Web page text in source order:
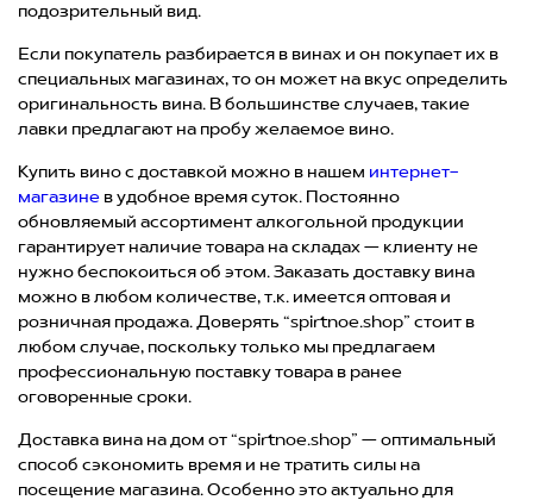
подозрительный вид.
Если покупатель разбирается в винах и он покупает их в
специальных магазинах, то он может на вкус определить
оригинальность вина. В большинстве случаев, такие
лавки предлагают на пробу желаемое вино.
Купить вино с доставкой можно в нашем интернет-
магазине в удобное время суток. Постоянно
обновляемый ассортимент алкогольной продукции
гарантирует наличие товара на складах — клиенту не
нужно беспокоиться об этом. Заказать доставку вина
можно в любом количестве, т.к. имеется оптовая и
розничная продажа. Доверять “spirtnoe.shop” стоит в
любом случае, поскольку только мы предлагаем
профессиональную поставку товара в ранее
оговоренные сроки.
Доставка вина на дом от “spirtnoe.shop” — оптимальный
способ сэкономить время и не тратить силы на
посещение магазина. Особенно это актуально для